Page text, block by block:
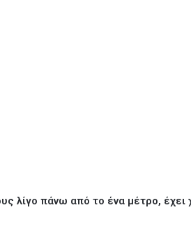
λίγο πάνω από το ένα μέτρο, έχει